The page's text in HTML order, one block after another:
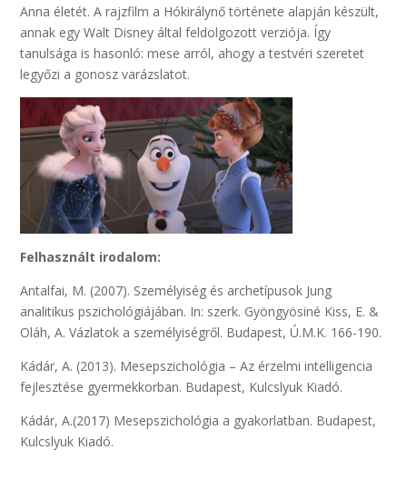
Anna életét. A rajzfilm a Hókirálynő története alapján készült,
annak egy Walt Disney által feldolgozott verziója. Így
tanulsága is hasonló: mese arról, ahogy a testvéri szeretet
legyőzi a gonosz varázslatot.
Felhasznált irodalom:
Antalfai, M. (2007). Személyiség és archetípusok Jung
analitikus pszichológiájában. In: szerk. Gyöngyösiné Kiss, E. &
Oláh, A. Vázlatok a személyiségről. Budapest, Ú.M.K. 166-190.
Kádár, A. (2013). Mesepszichológia – Az érzelmi intelligencia
fejlesztése gyermekkorban. Budapest, Kulcslyuk Kiadó.
Kádár, A.(2017) Mesepszichológia a gyakorlatban. Budapest,
Kulcslyuk Kiadó.